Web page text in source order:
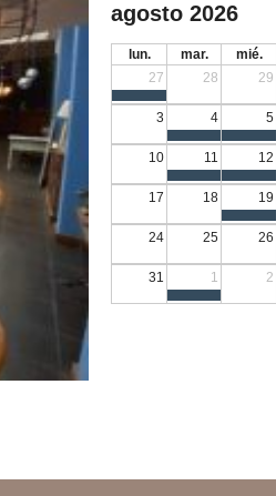
agosto 2026
lun. mar. mié.
27
28 29
3 4 5
10 11 12
17 18 19
24 25 26
31 1 2